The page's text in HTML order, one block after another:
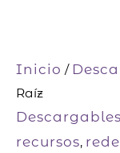
Inicio /
Raíz
Descargables
recursos,